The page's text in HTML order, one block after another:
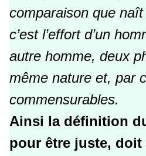
comparaison que naît
c’est l’effort d’un
autre homme, deux
même nature et, par
commensurables.
Ainsi la définition
pour être juste,